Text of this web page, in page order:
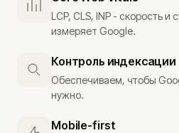
LCP, CLS, INP - скорость и
измеряет Google.
Контроль индексации
Обеспечиваем, чтобы
нужно.
Mobile-first